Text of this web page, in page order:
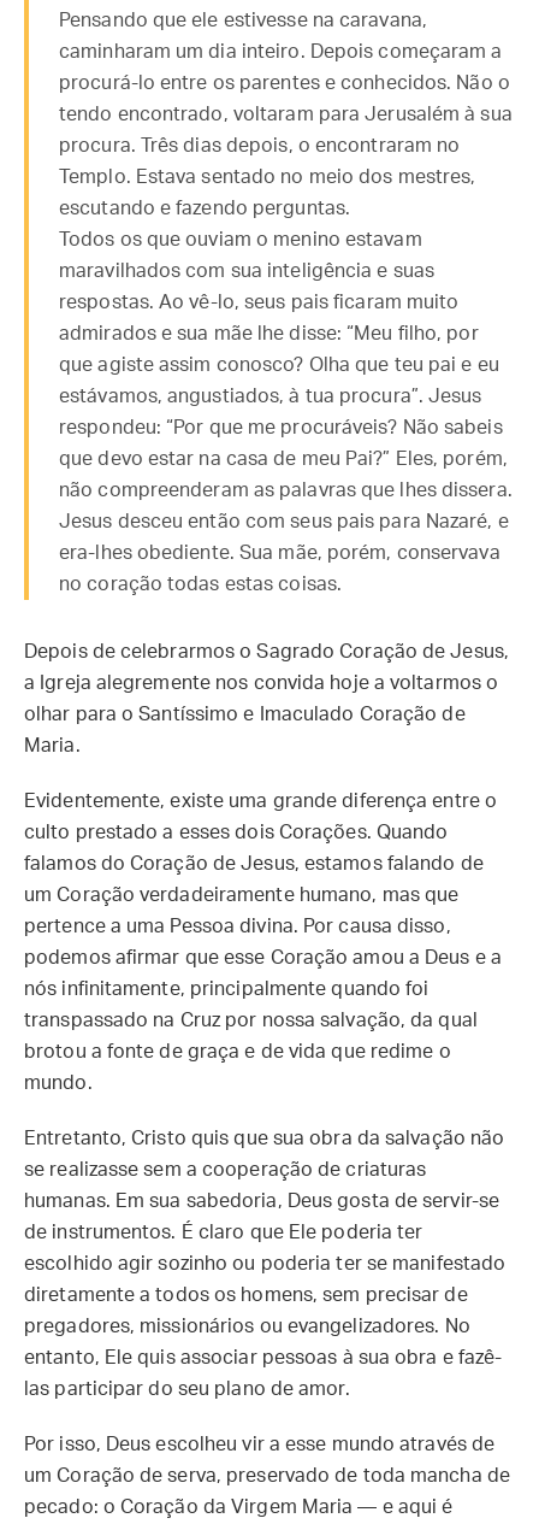
Pensando que ele estivesse na caravana,
caminharam um dia inteiro. Depois começaram a
procurá-lo entre os parentes e conhecidos. Não o
tendo encontrado, voltaram para Jerusalém à sua
procura. Três dias depois, o encontraram no
Templo. Estava sentado no meio dos mestres,
escutando e fazendo perguntas.
Todos os que ouviam o menino estavam
maravilhados com sua inteligência e suas
respostas. Ao vê-lo, seus pais ficaram muito
admirados e sua mãe lhe disse: “Meu filho, por
que agiste assim conosco? Olha que teu pai e eu
estávamos, angustiados, à tua procura”. Jesus
respondeu: “Por que me procuráveis? Não sabeis
que devo estar na casa de meu Pai?” Eles, porém,
não compreenderam as palavras que lhes dissera.
Jesus desceu então com seus pais para Nazaré, e
era-lhes obediente. Sua mãe, porém, conservava
no coração todas estas coisas.
Depois de celebrarmos o Sagrado Coração de Jesus,
a Igreja alegremente nos convida hoje a voltarmos o
olhar para o Santíssimo e Imaculado Coração de
Maria.
Evidentemente, existe uma grande diferença entre o
culto prestado a esses dois Corações. Quando
falamos do Coração de Jesus, estamos falando de
um Coração verdadeiramente humano, mas que
pertence a uma Pessoa divina. Por causa disso,
podemos afirmar que esse Coração amou a Deus e a
nós infinitamente, principalmente quando foi
transpassado na Cruz por nossa salvação, da qual
brotou a fonte de graça e de vida que redime o
mundo.
Entretanto, Cristo quis que sua obra da salvação não
se realizasse sem a cooperação de criaturas
humanas. Em sua sabedoria, Deus gosta de servir-se
de instrumentos. É claro que Ele poderia ter
escolhido agir sozinho ou poderia ter se manifestado
diretamente a todos os homens, sem precisar de
pregadores, missionários ou evangelizadores. No
entanto, Ele quis associar pessoas à sua obra e fazê-
las participar do seu plano de amor.
Por isso, Deus escolheu vir a esse mundo através de
um Coração de serva, preservado de toda mancha de
pecado: o Coração da Virgem Maria — e aqui é